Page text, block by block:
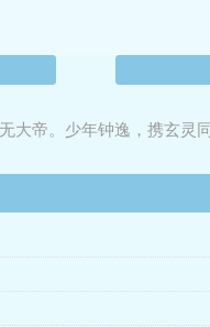
大帝。少年钟逸，携玄灵